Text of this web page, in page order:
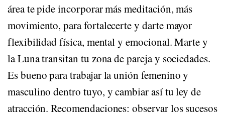
área te pide incorporar más meditación, más
movimiento, para fortalecerte y darte mayor
flexibilidad física, mental y emocional. Marte y
la Luna transitan tu zona de pareja y sociedades.
Es bueno para trabajar la unión femenino y
masculino dentro tuyo, y cambiar así tu ley de
atracción. Recomendaciones: observar los sucesos